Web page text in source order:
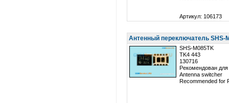
Артикул: 106173
Антенный переключатель SHS-
SHS-M085TK
TK4 443
130716
Рекомендован
Antenna switcher
Recommended for